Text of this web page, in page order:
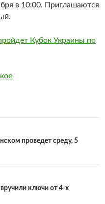
в 10:00. Приглашаются
Кубок Украины по
проведет среду, 5
ключи от 4-х